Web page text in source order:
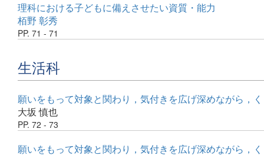
理科における子どもに備えさせたい資質・能力
栢野 彰秀
PP. 71 - 71
生活科
願いをもって対象と関わり，気付きを広げ深めながら，
大坂 慎也
PP. 72 - 73
願いをもって対象と関わり，気付きを広げ深めながら